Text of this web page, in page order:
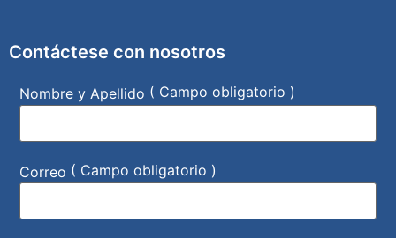
Contáctese con nosotros
Nombre y Apellido ( Campo obligatorio )
Correo ( Campo obligatorio )